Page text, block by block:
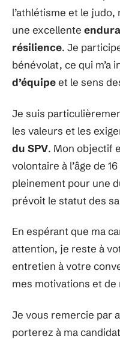
l’athlétisme et le judo,
une excellente
résilience. Je
bénévolat, ce qui m’a
d’équipeet le sens
Je suis
les valeurs et les
du SPV. Mon objectif
volontaire à l’âge de
pleinement pour une
prévoit le statut des
En espérant que ma
attention, je reste à
entretien à votre
mes motivations et
Je vous remercie par
porterez à ma